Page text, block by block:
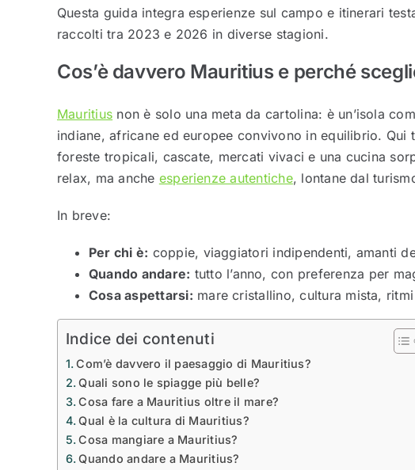
Questa guida integra esperienze sul campo e itinerari
raccolti tra 2023 e 2026 in diverse stagioni.
Cos’è davvero Mauritius e perché
Mauritius non è solo una meta da cartolina: è un’isola
indiane, africane ed europee convivono in equilibrio.
foreste tropicali, cascate, mercati vivaci e una cucina
relax, ma anche esperienze autentiche, lontane dal
In breve:
Per chi è: coppie, viaggiatori indipendenti, amanti
Quando andare: tutto l’anno, con preferenza per
Cosa aspettarsi: mare cristallino, cultura mista,
Indice dei contenuti
Com’è davvero il paesaggio di Mauritius?
Quali sono le spiagge più belle?
Cosa fare a Mauritius oltre il mare?
Qual è la cultura di Mauritius?
Cosa mangiare a Mauritius?
Quando andare a Mauritius?